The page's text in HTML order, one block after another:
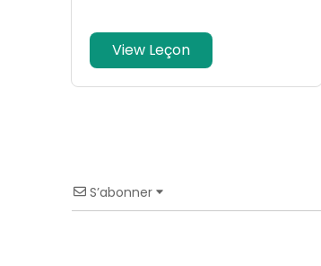
View Leçon
S’abonner